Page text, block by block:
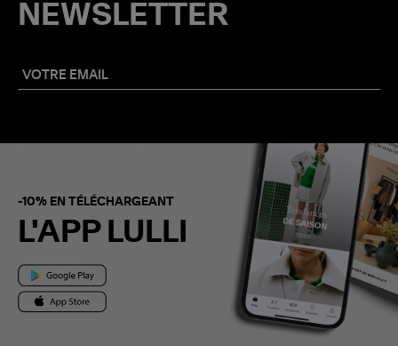
NEWSLETTER
-10% EN TÉLÉCHARGEANT
L'APP LULLI